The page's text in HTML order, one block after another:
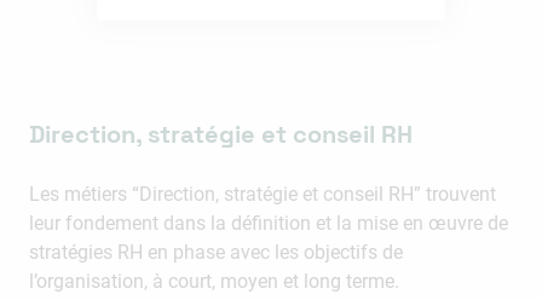
Direction, stratégie et conseil RH
Les métiers “Direction, stratégie et conseil RH” trouvent
leur fondement dans la définition et la mise en œuvre de
stratégies RH en phase avec les objectifs de
l’organisation, à court, moyen et long terme.